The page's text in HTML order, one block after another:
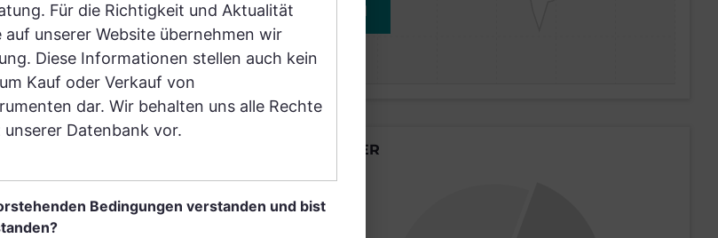
JETZT ANMELDEN
LÄNDER
Für die Richtigkeit und Aktualität
auf unserer Website übernehmen wir
Diese Informationen stellen auch kein
Kauf oder Verkauf von
dar. Wir behalten uns alle Rechte
unserer Datenbank vor.
Bedingungen verstanden und bist